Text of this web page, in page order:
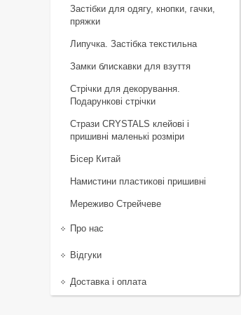
Застібки для одягу, кнопки, гачки,
пряжки
Липучка. Застібка текстильна
Замки блискавки для взуття
Стрічки для декорування.
Подарункові стрічки
Стрази CRYSTALS клейові і
пришивні маленькі розміри
Бісер Китай
Намистини пластикові пришивні
Мереживо Стрейчеве
Про нас
Відгуки
Доставка і оплата